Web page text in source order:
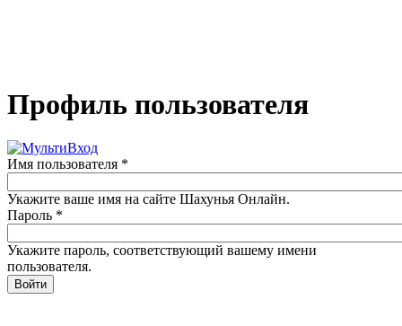
Профиль пользователя
Имя пользователя *
Укажите ваше имя на сайте Шахунья Онлайн.
Пароль *
Укажите пароль, соответствующий вашему имени
пользователя.